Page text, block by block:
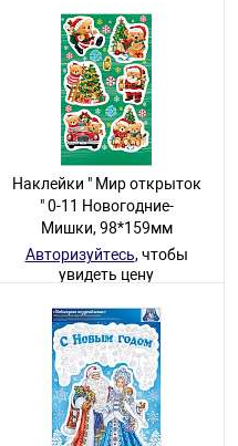
40 товаров
Наклейки " Мир открыток
" 0-11 Новогодние-
Мишки, 98*159мм
Авторизуйтесь, чтобы
увидеть цену
20 товаров